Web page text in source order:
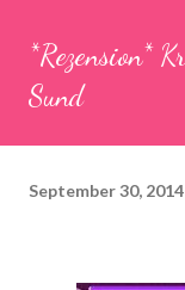
*Rezension*
Sund
September 30, 2014